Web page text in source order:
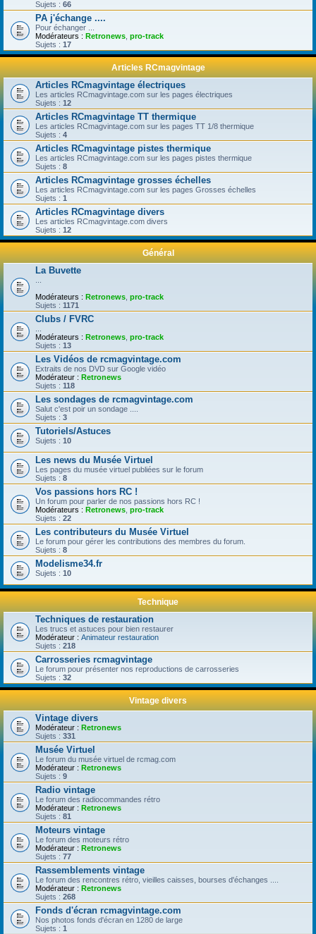
Sujets : 66
PA j'échange ....
Pour échanger ...
Modérateurs : Retronews, pro-track
Sujets : 17
Articles RCmagvintage
Articles RCmagvintage électriques
Les articles RCmagvintage.com sur les pages électriques
Sujets : 12
Articles RCmagvintage TT thermique
Les articles RCmagvintage.com sur les pages TT 1/8 thermique
Sujets : 4
Articles RCmagvintage pistes thermique
Les articles RCmagvintage.com sur les pages pistes thermique
Sujets : 8
Articles RCmagvintage grosses échelles
Les articles RCmagvintage.com sur les pages Grosses échelles
Sujets : 1
Articles RCmagvintage divers
Les articles RCmagvintage.com divers
Sujets : 12
Général
La Buvette
...
Modérateurs : Retronews, pro-track
Sujets : 1171
Clubs / FVRC
...
Modérateurs : Retronews, pro-track
Sujets : 13
Les Vidéos de rcmagvintage.com
Extraits de nos DVD sur Google vidéo
Modérateur : Retronews
Sujets : 118
Les sondages de rcmagvintage.com
Salut c'est poir un sondage ....
Sujets : 3
Tutoriels/Astuces
Sujets : 10
Les news du Musée Virtuel
Les pages du musée virtuel publiées sur le forum
Sujets : 8
Vos passions hors RC !
Un forum pour parler de nos passions hors RC !
Modérateurs : Retronews, pro-track
Sujets : 22
Les contributeurs du Musée Virtuel
Le forum pour gérer les contributions des membres du forum.
Sujets : 8
Modelisme34.fr
Sujets : 10
Technique
Techniques de restauration
Les trucs et astuces pour bien restaurer
Modérateur : Animateur restauration
Sujets : 218
Carrosseries rcmagvintage
Le forum pour présenter nos reproductions de carrosseries
Sujets : 32
Vintage divers
Vintage divers
Modérateur : Retronews
Sujets : 331
Musée Virtuel
Le forum du musée virtuel de rcmag.com
Modérateur : Retronews
Sujets : 9
Radio vintage
Le forum des radiocommandes rétro
Modérateur : Retronews
Sujets : 81
Moteurs vintage
Le forum des moteurs rétro
Modérateur : Retronews
Sujets : 77
Rassemblements vintage
Le forum des rencontres rétro, vieilles caisses, bourses d'échanges ....
Modérateur : Retronews
Sujets : 268
Fonds d'écran rcmagvintage.com
Nos photos fonds d'écran en 1280 de large
Sujets : 1